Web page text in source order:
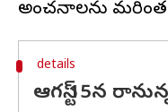
details
ఆగస్ట్ 15న